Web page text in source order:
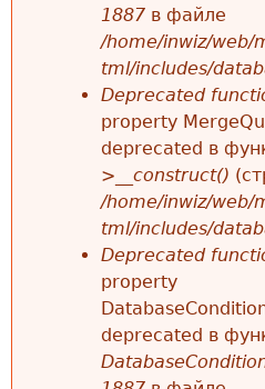
1887 в файле
/home/inwiz/web/
tml/includes/
Deprecated
property
deprecated в
>__construct()
/home/inwiz/web/
tml/includes/
Deprecated
property
deprecated в